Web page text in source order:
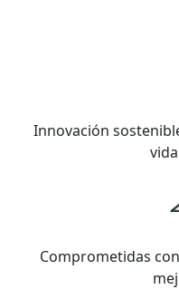
Innovación
Comprometidas